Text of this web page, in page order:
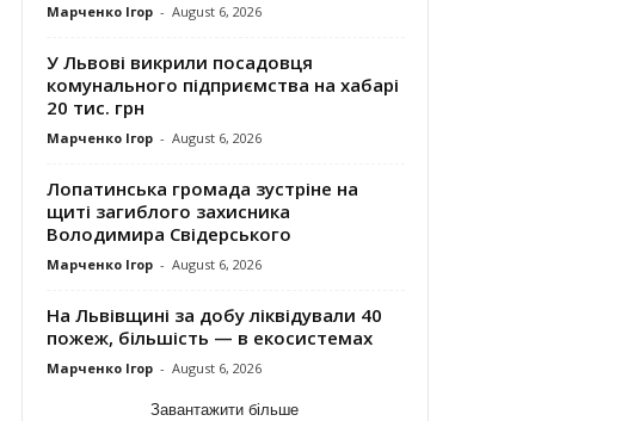
Марченко Ігор - August 6, 2026
У Львові викрили посадовця
комунального підприємства на хабарі
20 тис. грн
Марченко Ігор - August 6, 2026
Лопатинська громада зустріне на
щиті загиблого захисника
Володимира Свідерського
Марченко Ігор - August 6, 2026
На Львівщині за добу ліквідували 40
пожеж, більшість — в екосистемах
Марченко Ігор - August 6, 2026
Завантажити більше